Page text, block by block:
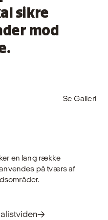
sikre
mod
Se Galleri
en lang række
på tværs af